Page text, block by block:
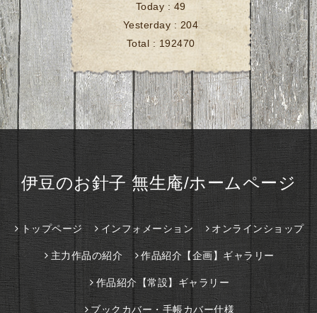
Today : 49
Yesterday : 204
Total : 192470
伊豆のお針子 無生庵/ホームページ
トップページ インフォメーション オンラインショップ
主力作品の紹介 作品紹介【企画】ギャラリー
作品紹介【常設】ギャラリー
ブックカバー・手帳カバー仕様